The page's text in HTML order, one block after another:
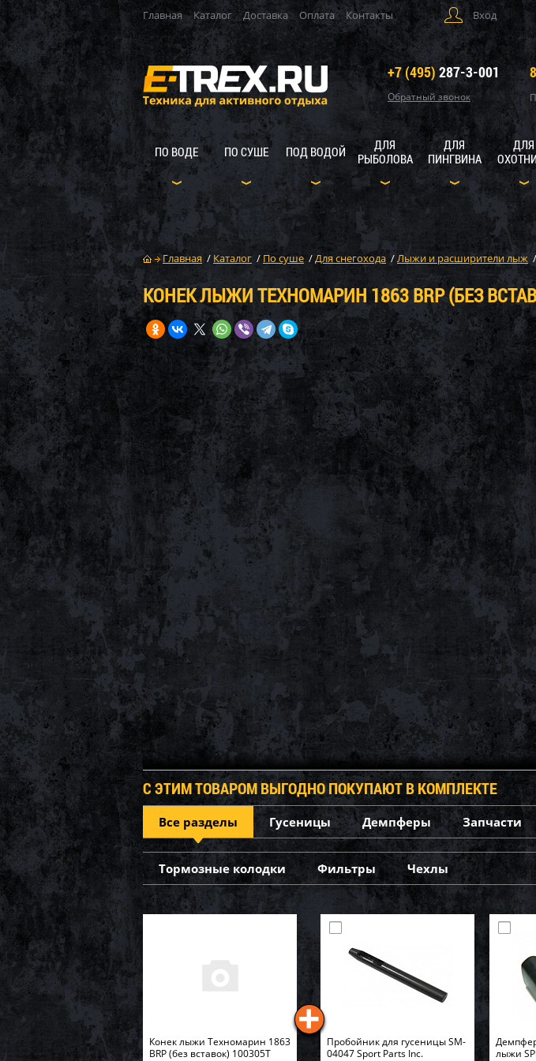
Главная Каталог Доставка Оплата Контакты Вход
+7 (495) 287-3-001
Обратный звонок
ПО ВОДЕ ПО СУШЕ ПОД ВОДОЙ
ДЛЯ
РЫБОЛОВА
ДЛЯ
ПИНГВИНА
ДЛЯ
Главная / Каталог / По суше /Для снегохода /Лыжи и расширители лыж /
КОНЕК ЛЫЖИ ТЕХНОМАРИН 1863 BRP (БЕЗ
С ЭТИМ ТОВАРОМ ВЫГОДНО ПОКУПАЮТ В КОМПЛЕКТЕ
Все разделы Гусеницы Демпферы Запчасти
Тормозные колодки Фильтры Чехлы
Конек лыжи Техномарин 1863
BRP (без вставок) 100305Т
Пробойник для гусеницы SM-
04047 Sport Parts Inc.
лыжи